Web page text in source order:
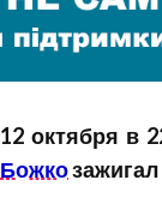
12 октября в
Божко